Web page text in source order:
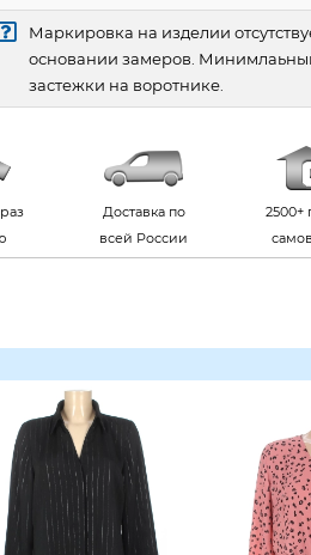
Маркировка на изделии
основании замеров.
застежки на воротнике.
Доставка по
всей России
2500+